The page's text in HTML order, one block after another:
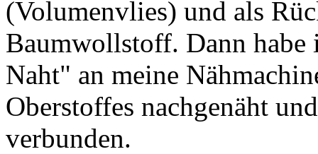
(Volumenvlies) und als
Baumwollstoff. Dann
Naht" an meine
Oberstoffes nachgenäht
verbunden.